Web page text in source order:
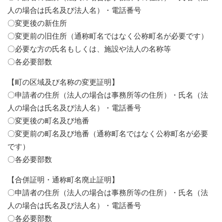
人の場合は氏名及び法人名）・電話番号
〇変更後の新住所
〇変更前の旧住所（通称町名ではなく公称町名が必要です）
〇必要な方の氏名もしくは、施設や法人の名称等
〇各必要部数
【町の区域及び名称の変更証明】
〇申請者の住所（法人の場合は事務所等の住所）・氏名（法
人の場合は氏名及び法人名）・電話番号
〇変更後の町名及び地番
​〇変更前の町名及び地番（通称町名ではなく公称町名が必要
です）
〇各必要部数
【合併証明・通称町名廃止証明】
〇申請者の住所（法人の場合は事務所等の住所）・氏名（法
人の場合は氏名及び法人名）・電話番号
〇各必要部数